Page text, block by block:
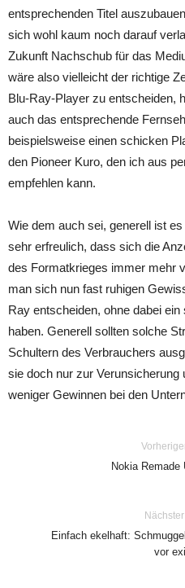
entsprechenden Titel
sich wohl kaum noch darauf
Zukunft Nachschub für das
wäre also vielleicht der richtige
Blu-Ray-Player zu entscheiden,
auch das entsprechende
beispielsweise einen schicken
den Pioneer Kuro, den ich aus
empfehlen kann.
Wie dem auch sei, generell ist
sehr erfreulich, dass sich die
des Formatkrieges immer mehr
man sich nun fast ruhigen
Ray entscheiden, ohne dabei
haben. Generell sollten solche
Schultern des Verbrauchers
sie doch nur zur Verunsicherung
weniger Gewinnen bei den
Nokia Remade
Einfach ekelhaft:
vor